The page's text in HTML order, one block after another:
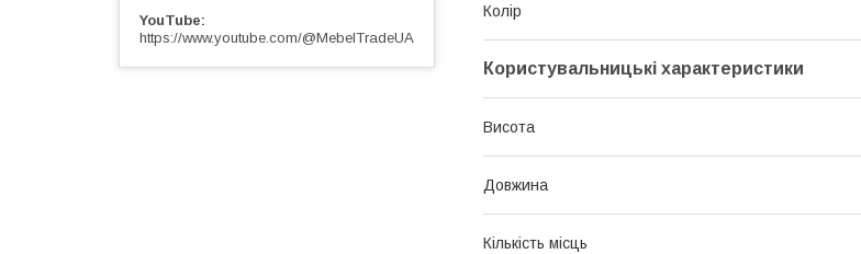
Колір
Користувальницькі характеристики
Висота
Довжина
Кількість місць
YouTube
https://www.youtube.com/@MebelTradeUA